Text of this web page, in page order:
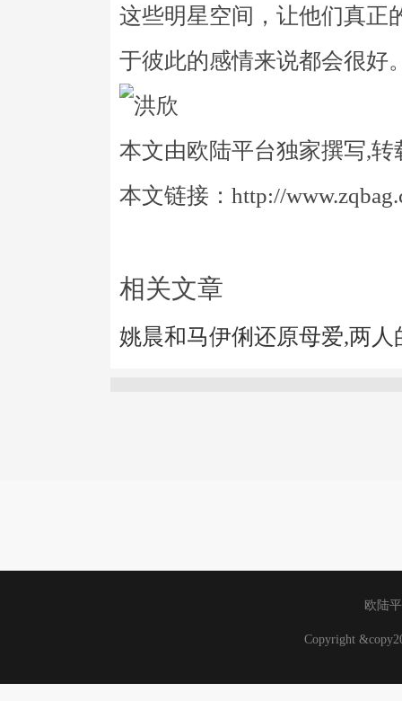
这些明星空间，让他们真正
于彼此的感情来说都会很好
本文由欧陆平台独家撰写,转
本文链接：http://
相关文章
姚晨和马伊俐还原母爱,两
欧陆
Copyright